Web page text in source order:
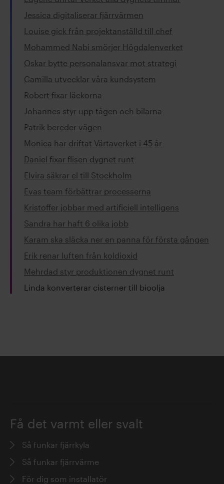
Jessica digitaliserar fjärrvärmen
Louise gick från projektanställd till chef
Mohammed Nabi smörjer Högdalenverket
Oskar bytte personalansvar mot strategi
Camilla utvecklar våra kundsystem
Robert fixar läckorna
Johannes styr upp tågen och bilarna
Patrik bereder vägen
Monica har driftat Värtaverket i 45 år
Daniel fixar flisen dygnet runt
Elvira säkrar el till Stockholm
Evas team förbättrar processerna
Kristoffer jobbar med artificiell intelligens
Sandra har haft 6 olika jobb
Karam ska släcka ner en panna för första gången
Erik renar luften från koldioxid
Mehrdad styr produktionen dygnet runt
Linda konverterar cisterner till bioolja
Få det varmt eller svalt
Så funkar fjärrkyla
Så funkar fjärrvärme
För dig som installatör